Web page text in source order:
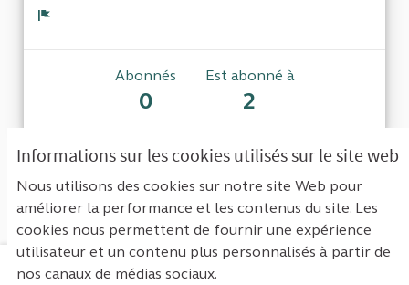
Informations sur les cookies utilisés sur le site web
Nous utilisons des cookies sur notre site Web pour
améliorer la performance et les contenus du site. Les
cookies nous permettent de fournir une expérience
utilisateur et un contenu plus personnalisés à partir de
nos canaux de médias sociaux.
Abonnés
0
Est abonné à
2
Aucun abonné pour le moment.
Mentions légales